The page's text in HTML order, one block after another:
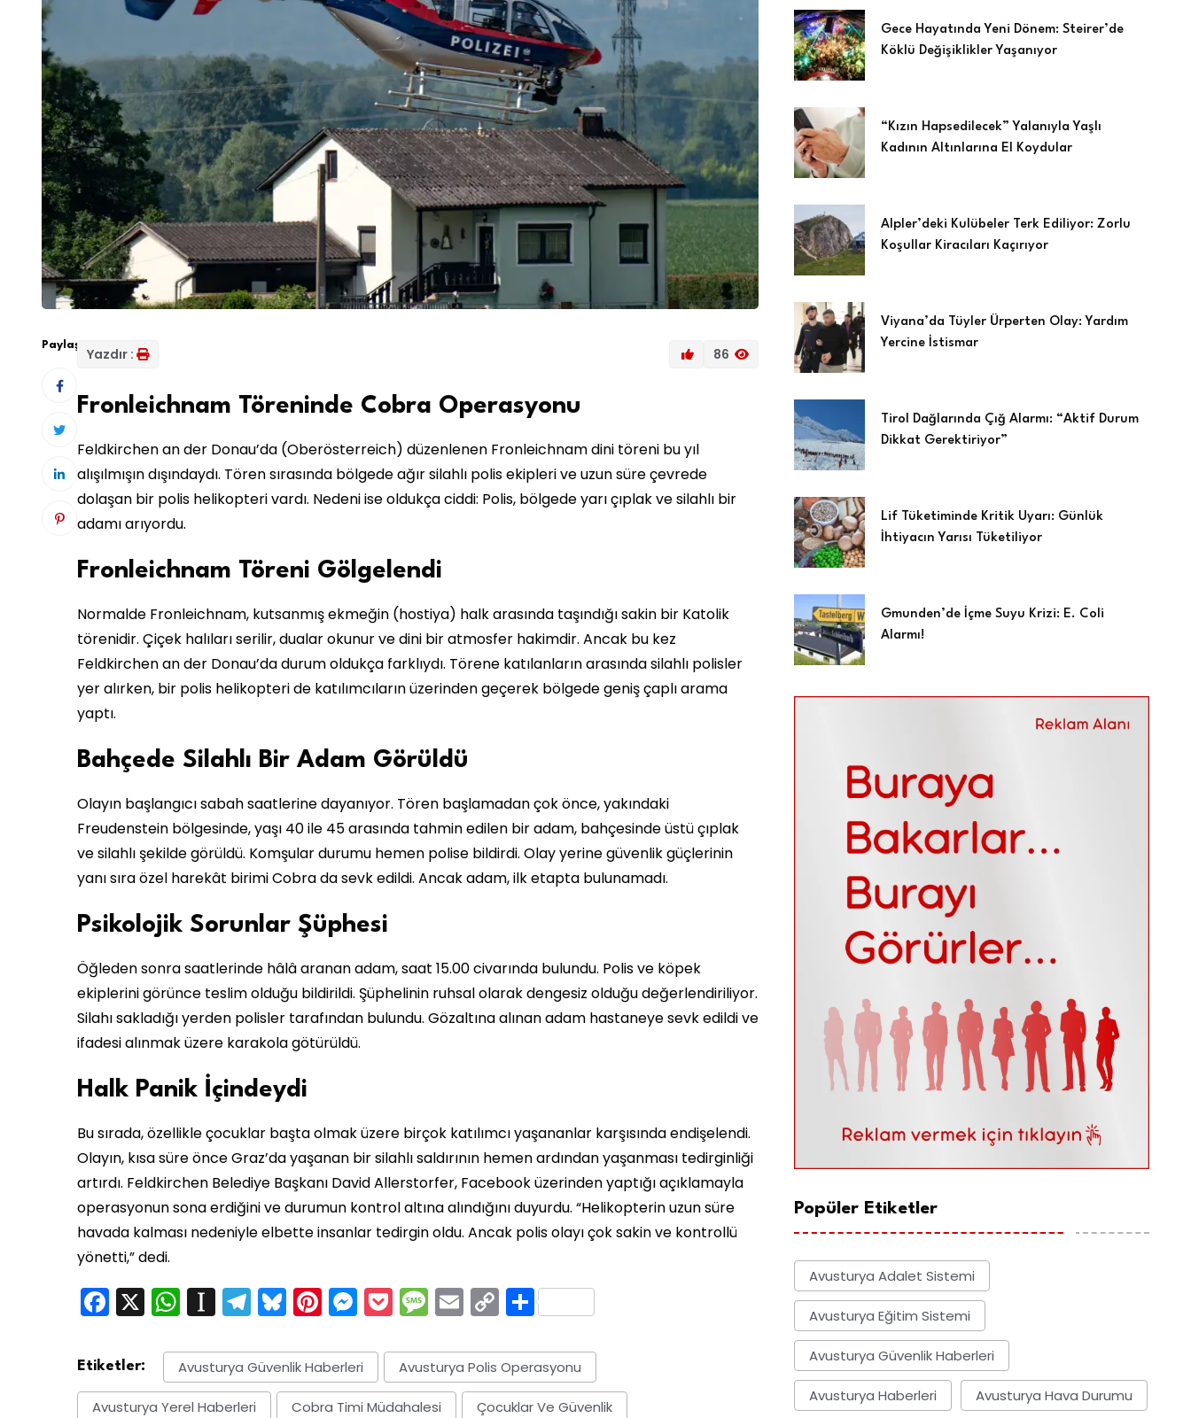
Paylaş:
Yazdır : 86
Fronleichnam Töreninde Cobra Operasyonu
Feldkirchen an der Donau’da (Oberösterreich) düzenlenen Fronleichnam dini töreni bu yıl
alışılmışın dışındaydı. Tören sırasında bölgede ağır silahlı polis ekipleri ve uzun süre çevrede
dolaşan bir polis helikopteri vardı. Nedeni ise oldukça ciddi: Polis, bölgede yarı çıplak ve silahlı bir
adamı arıyordu.
Fronleichnam Töreni Gölgelendi
Normalde Fronleichnam, kutsanmış ekmeğin (hostiya) halk arasında taşındığı sakin bir Katolik
törenidir. Çiçek halıları serilir, dualar okunur ve dini bir atmosfer hakimdir. Ancak bu kez
Feldkirchen an der Donau’da durum oldukça farklıydı. Törene katılanların arasında silahlı polisler
yer alırken, bir polis helikopteri de katılımcıların üzerinden geçerek bölgede geniş çaplı arama
yaptı.
Bahçede Silahlı Bir Adam Görüldü
Olayın başlangıcı sabah saatlerine dayanıyor. Tören başlamadan çok önce, yakındaki
Freudenstein bölgesinde, yaşı 40 ile 45 arasında tahmin edilen bir adam, bahçesinde üstü çıplak
ve silahlı şekilde görüldü. Komşular durumu hemen polise bildirdi. Olay yerine güvenlik güçlerinin
yanı sıra özel harekât birimi Cobra da sevk edildi. Ancak adam, ilk etapta bulunamadı.
Psikolojik Sorunlar Şüphesi
Öğleden sonra saatlerinde hâlâ aranan adam, saat 15.00 civarında bulundu. Polis ve köpek
ekiplerini görünce teslim olduğu bildirildi. Şüphelinin ruhsal olarak dengesiz olduğu değerlendiriliyor.
Silahı sakladığı yerden polisler tarafından bulundu. Gözaltına alınan adam hastaneye sevk edildi ve
ifadesi alınmak üzere karakola götürüldü.
Halk Panik İçindeydi
Bu sırada, özellikle çocuklar başta olmak üzere birçok katılımcı yaşananlar karşısında endişelendi.
Olayın, kısa süre önce Graz’da yaşanan bir silahlı saldırının hemen ardından yaşanması tedirginliği
artırdı. Feldkirchen Belediye Başkanı David Allerstorfer, Facebook üzerinden yaptığı açıklamayla
operasyonun sona erdiğini ve durumun kontrol altına alındığını duyurdu. “Helikopterin uzun süre
havada kalması nedeniyle elbette insanlar tedirgin oldu. Ancak polis olayı çok sakin ve kontrollü
yönetti,” dedi.
Facebook
X WhatsApp
Instapaper
Telegram
Bluesky
Pinterest
Messenger
Pocket
Message
EmailCopy
Share
Etiketler: Avusturya Güvenlik Haberleri Avusturya Polis Operasyonu
Avusturya Yerel Haberleri Cobra Timi Müdahalesi Çocuklar Ve Güvenlik
Gece Hayatında Yeni Dönem: Steirer’de
Köklü Değişiklikler Yaşanıyor
“Kızın Hapsedilecek” Yalanıyla Yaşlı
Kadının Altınlarına El Koydular
Alpler’deki Kulübeler Terk Ediliyor: Zorlu
Koşullar Kiracıları Kaçırıyor
Viyana’da Tüyler Ürperten Olay: Yardım
Yercine İstismar
Tirol Dağlarında Çığ Alarmı: “Aktif Durum
Dikkat Gerektiriyor”
Lif Tüketiminde Kritik Uyarı: Günlük
İhtiyacın Yarısı Tüketiliyor
Gmunden’de İçme Suyu Krizi: E. Coli
Alarmı!
Popüler Etiketler
Avusturya Adalet Sistemi
Avusturya Eğitim Sistemi
Avusturya Güvenlik Haberleri
Avusturya Haberleri Avusturya Hava Durumu